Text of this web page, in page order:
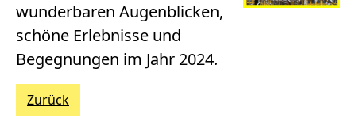
wunderbaren Augenblicken,
schöne Erlebnisse und
Begegnungen im Jahr 2024.
Zurück